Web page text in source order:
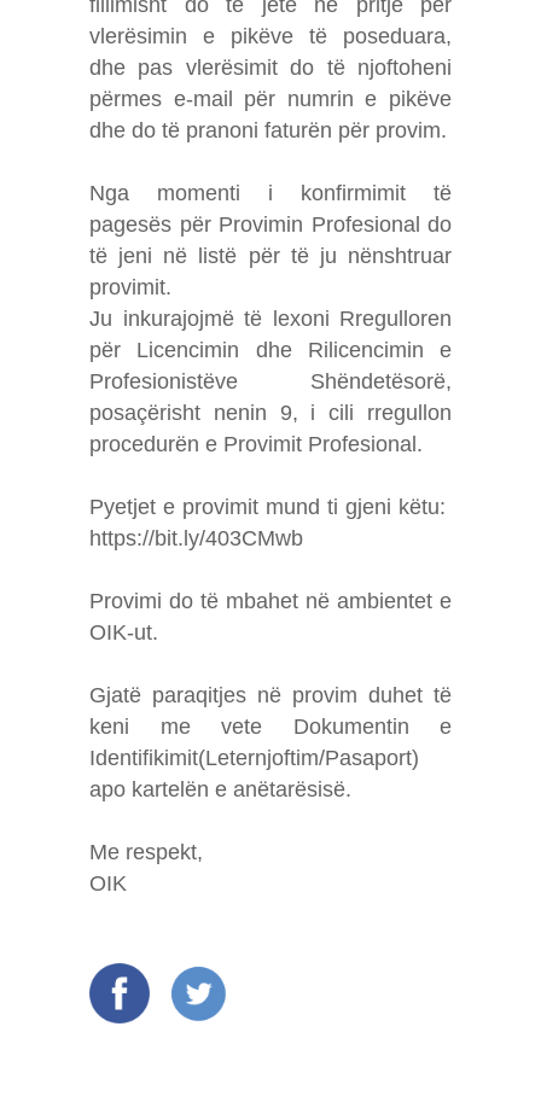
fillimisht do të jetë në pritje për
vlerësimin e pikëve të poseduara,
dhe pas vlerësimit do të njoftoheni
përmes e-mail për numrin e pikëve
dhe do të pranoni faturën për provim.
Nga momenti i konfirmimit të
pagesës për Provimin Profesional do
të jeni në listë për të ju nënshtruar
provimit.
Ju inkurajojmë të lexoni Rregulloren
për Licencimin dhe Rilicencimin e
Profesionistëve Shëndetësorë,
posaçërisht nenin 9, i cili rregullon
procedurën e Provimit Profesional.
Pyetjet e provimit mund ti gjeni këtu:
https://bit.ly/403CMwb
Provimi do të mbahet në ambientet e
OIK-ut.
Gjatë paraqitjes në provim duhet të
keni me vete Dokumentin e
Identifikimit(Leternjoftim/Pasaport)
apo kartelën e anëtarësisë.
Me respekt,
OIK